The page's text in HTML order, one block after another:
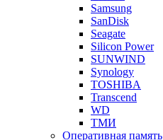
Samsung
SanDisk
Seagate
Silicon Power
SUNWIND
Synology
TOSHIBA
Transcend
WD
ТМИ
Оперативная память